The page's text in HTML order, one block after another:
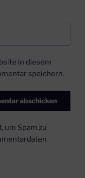
in diesem
speichern.
um Spam zu